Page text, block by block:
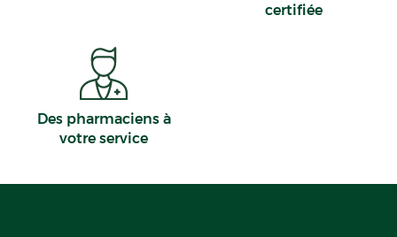
certifiée
Des pharmaciens à
votre service